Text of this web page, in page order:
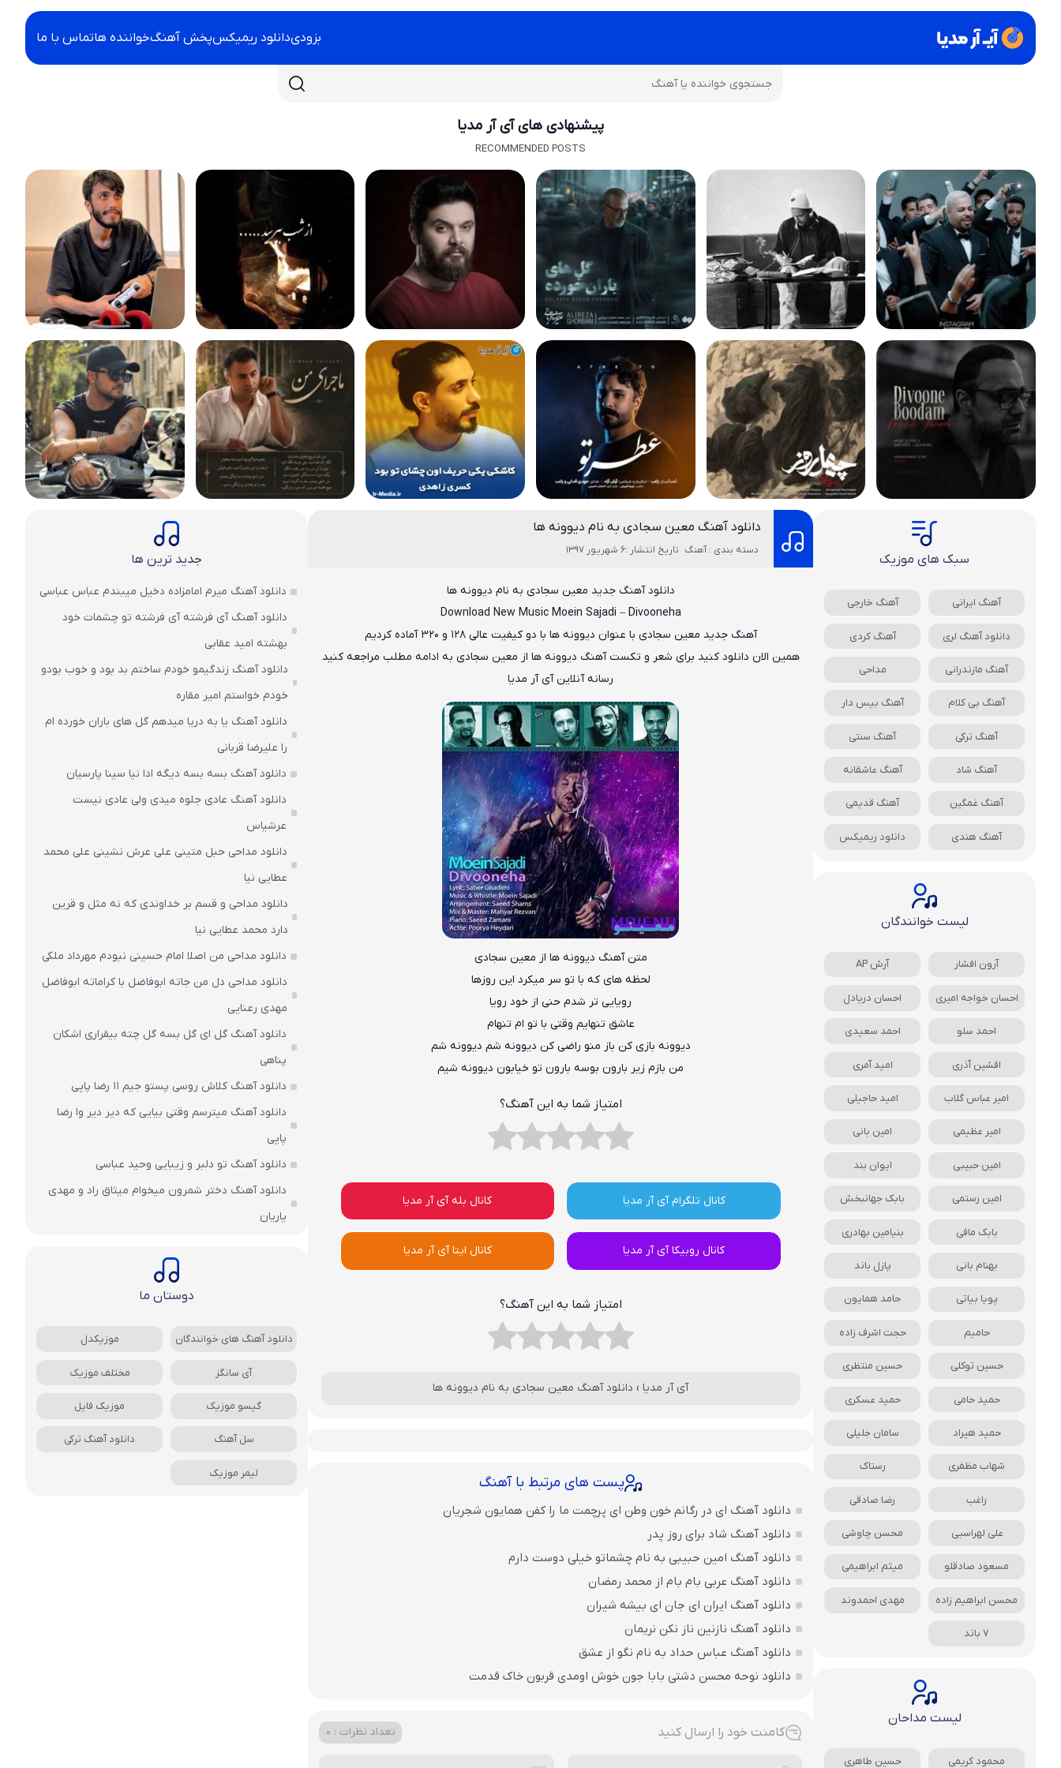
بزودیدانلود ریمیکسپخش آهنگخواننده هاتماس با ما
پیشنهادی های آی آر مدیا
RECOMMENDED POSTS
دانلود آهنگ معین سجادی به نام دیوونه ها
دسته بندی : آهنگ تاریخ انتشار :6 شهریور 1397
دانلود آهنگ جدید معین سجادی به نام دیوونه ها
Download New Music Moein Sajadi – Divooneha
آهنگ جدید معین سجادی با عنوان دیوونه ها با دو کیفیت عالی ۱۲۸ و ۳۲۰ آماده کردیم
همین الان دانلود کنید برای شعر و تکست آهنگ دیوونه ها از معین سجادی به ادامه مطلب مراجعه کنید
رسانه آنلاین آی آر مدیا
متن آهنگ دیوونه ها از معین سجادی
لحظه های که با تو سر میکرد این روزها
رویایی تر شدم حنی از خود رویا
عاشق تنهایم وقتی با تو ام تنهام
دیوونه بازی کن باز منو راضی کن دیوونه شم دیوونه شم
من بازم زیر بارون بوسه بارون تو خیابون دیوونه شیم
امتیاز شما به این آهنگ؟
کانال تلگرام آی آر مدیا کانال بله آی آر مدیا
کانال روبیکا آی آر مدیا کانال ایتا آی آر مدیا
امتیاز شما به این آهنگ؟
آی آر مدیا › دانلود آهنگ معین سجادی به نام دیوونه ها
پست های مرتبط با آهنگ
دانلود آهنگ ای در رگانم خون وطن ای پرچمت ما را کفن همایون شجریان
دانلود آهنگ شاد برای روز پدر
دانلود آهنگ امین حبیبی به نام چشماتو خیلی دوست دارم
دانلود آهنگ عربی بام بام از محمد رمضان
دانلود آهنگ ایران ای جان ای بیشه شیران
دانلود آهنگ نازنین ناز نکن نریمان
دانلود آهنگ عباس حداد به نام نگو از عشق
دانلود نوحه محسن دشتی بابا جون خوش اومدی قربون خاک قدمت
کامنت خود را ارسال کنید تعداد نظرات : 0
سبک های موزیک
آهنگ ایرانی آهنگ خارجی
دانلود آهنگ لری آهنگ کردی
آهنگ مازندرانی مداحی
آهنگ بی کلام آهنگ بیس دار
آهنگ ترکی آهنگ سنتی
آهنگ شاد آهنگ عاشقانه
آهنگ غمگین آهنگ قدیمی
آهنگ هندی دانلود ریمیکس
لیست خوانندگان
آرون افشار آرش AP
احسان خواجه امیری احسان دریادل
احمد سلو احمد سعیدی
افشین آذری امید آمری
امیر عباس گلاب امید حاجیلی
امیر عظیمی امین بانی
امین حبیبی ایوان بند
امین رستمی بابک جهانبخش
بابک مافی بنیامین بهادری
بهنام بانی پازل باند
پویا بیاتی حامد همایون
حامیم حجت اشرف زاده
حسین توکلی حسین منتظری
حمید حامی حمید عسکری
حمید هیراد سامان جلیلی
شهاب مظفری رستاک
راغب رضا صادقی
علی لهراسبی محسن چاوشی
مسعود صادقلو میثم ابراهیمی
محسن ابراهیم زاده مهدی احمدوند
7 باند
لیست مداحان
محمود کریمی حسین طاهری
جدید ترین ها
دانلود آهنگ میرم امامزاده دخیل میبندم عباس عباسی
دانلود آهنگ آی فرشته آی فرشته تو چشمات خود
بهشته امید عقابی
دانلود آهنگ زندگیمو خودم ساختم بد بود و خوب بودو
خودم خواستم امیر مقاره
دانلود آهنگ یا به دریا میدهم گل های باران‌ خورده ام
را علیرضا قربانی
دانلود آهنگ بسه بسه دیگه ادا نیا سینا پارسیان
دانلود آهنگ عادی جلوه میدی ولی عادی نیست
عرشیاس
دانلود مداحی حبل متینی علی عرش نشینی علی محمد
عطایی نیا
دانلود مداحی و قسم بر خداوندی که نه مثل و قرین
دارد محمد عطایی نیا
دانلود مداحی من اصلا امام حسینی نبودم مهرداد ملکی
دانلود مداحی دل من جاته ابوفاضل با کراماته ابوفاضل
مهدی رعنایی
دانلود آهنگ گل ای گل بسه گل چته بیقراری اشکان
پناهی
دانلود آهنگ کلاش روسی پستو جیم ۱۱ رضا پاپی
دانلود آهنگ میترسم وقتی بیایی که دیر دیر وا رضا
پاپی
دانلود آهنگ تو دلبر و زیبایی وحید عباسی
دانلود آهنگ دختر شمرون میخوام میثاق راد و مهدی
یاریان
دوستان ما
دانلود آهنگ های خوانندگان موزیکدل
آی سانگز مختلف موزیک
گیسو موزیک موزیک فایل
سل آهنگ دانلود آهنگ ترکی
لیمر موزیک